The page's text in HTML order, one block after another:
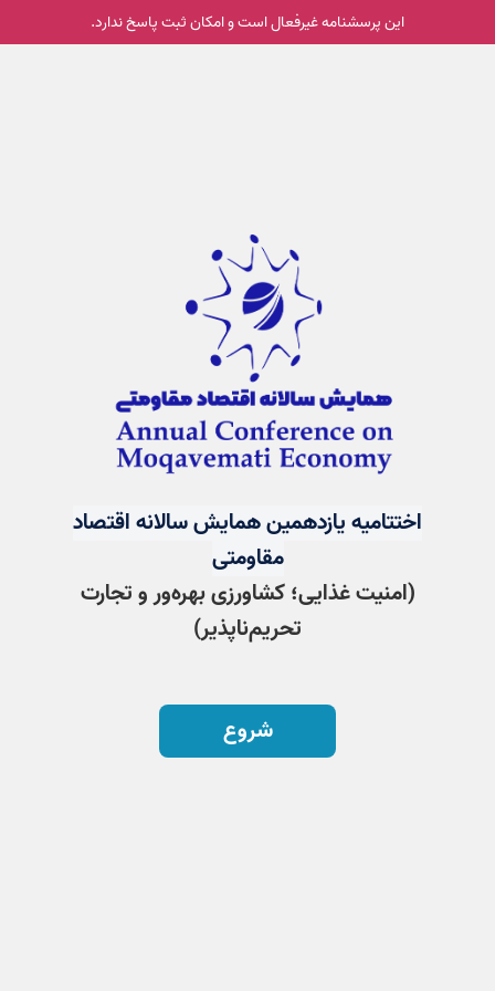
این پرسشنامه غیر‌فعال است و امکان ثبت پاسخ ندارد.
اختتامیه یازدهمین همایش سالانه اقتصاد
مقاومتی
(امنیت غذایی؛ کشاورزی بهره‌ور و تجارت
تحریم‌ناپذیر)
شروع